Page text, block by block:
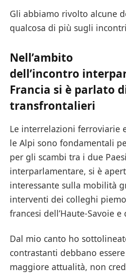
Gli abbiamo rivolto alcune
qualcosa di più sugli
Nell’ambito
dell’incontro
Francia si è parlato
transfrontalieri
Le interrelazioni ferroviarie
le Alpi sono fondamentali
per gli scambi tra i due
interparlamentare, si è
interessante sulla mobilità
interventi dei colleghi
francesi dell’Haute-Savoie
Dal mio canto ho
contrastanti debbano
maggiore attualità, non